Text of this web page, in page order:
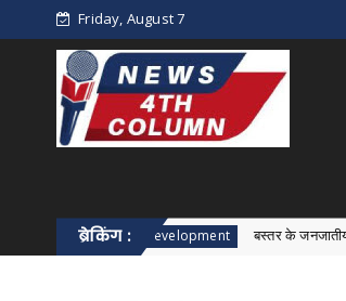
Friday, August 7
ब्रेकिंग :
Bastar Development बस्तर के जनजातीय विकास को